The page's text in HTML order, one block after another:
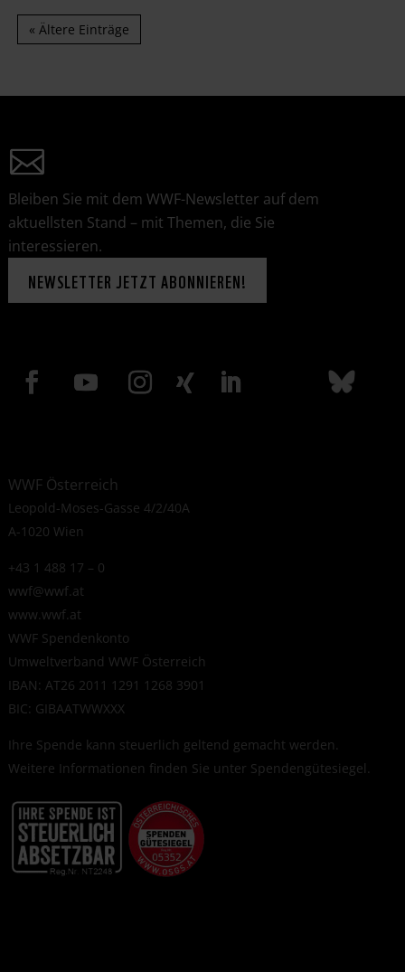
« Ältere Einträge
Bleiben Sie mit dem WWF-Newsletter auf dem
aktuellsten Stand – mit Themen, die Sie
interessieren.
NEWSLETTER JETZT ABONNIEREN!
WWF Österreich
Leopold-Moses-Gasse 4/2/40A
A-1020 Wien
+43 1 488 17 – 0
wwf@wwf.at
www.wwf.at
WWF Spendenkonto
Umweltverband WWF Österreich
IBAN: AT26 2011 1291 1268 3901
BIC: GIBAATWWXXX
Ihre Spende kann steuerlich geltend gemacht werden.
Weitere Informationen finden Sie unter Spendengütesiegel